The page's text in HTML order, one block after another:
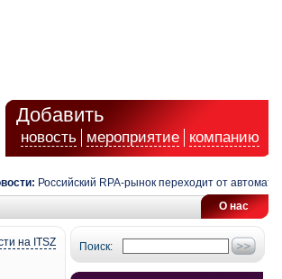
Добавить
новость мероприятие компанию
Российский RPA-рынок переходит от
О нас
Поиск:
на ITSZ